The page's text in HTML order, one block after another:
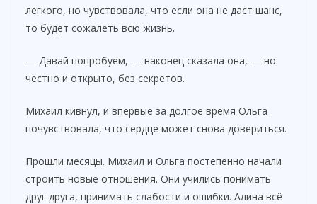
лёгкого, но чувствовала, что если она не даст шанс,
то будет сожалеть всю жизнь.
— Давай попробуем, — наконец сказала она, — но
честно и открыто, без секретов.
Михаил кивнул, и впервые за долгое время Ольга
почувствовала, что сердце может снова довериться.
Прошли месяцы. Михаил и Ольга постепенно начали
строить новые отношения. Они учились понимать
друг друга, принимать слабости и ошибки. Алина всё